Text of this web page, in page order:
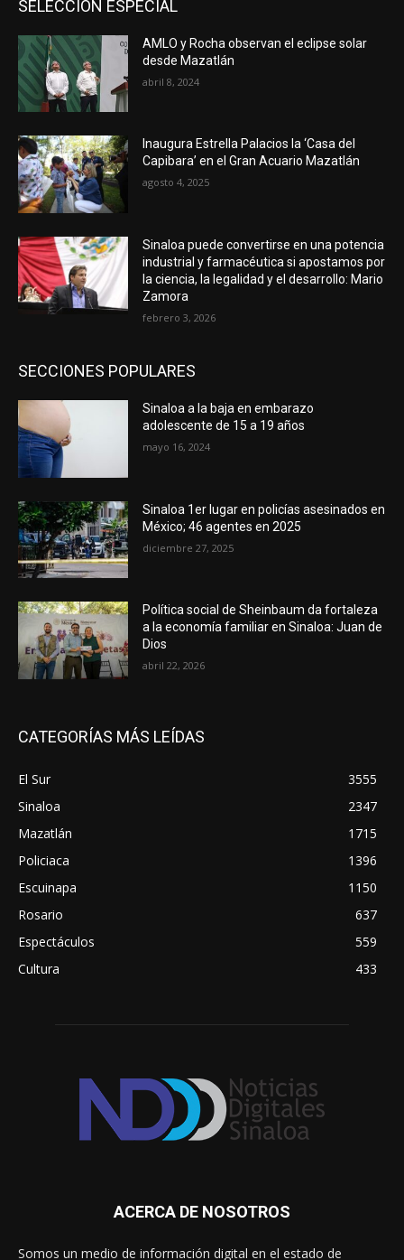
SELECCIÓN ESPECIAL
AMLO y Rocha observan el eclipse solar
desde Mazatlán
abril 8, 2024
Inaugura Estrella Palacios la ‘Casa del
Capibara’ en el Gran Acuario Mazatlán
agosto 4, 2025
Sinaloa puede convertirse en una potencia
industrial y farmacéutica si apostamos por
la ciencia, la legalidad y el desarrollo: Mario
Zamora
febrero 3, 2026
SECCIONES POPULARES
Sinaloa a la baja en embarazo
adolescente de 15 a 19 años
mayo 16, 2024
Sinaloa 1er lugar en policías asesinados en
México; 46 agentes en 2025
diciembre 27, 2025
Política social de Sheinbaum da fortaleza
a la economía familiar en Sinaloa: Juan de
Dios
abril 22, 2026
CATEGORÍAS MÁS LEÍDAS
El Sur
3555
Sinaloa
2347
Mazatlán
1715
Policiaca
1396
Escuinapa
1150
Rosario
637
Espectáculos
559
Cultura
433
ACERCA DE NOSOTROS
Somos un medio de información digital en el estado de